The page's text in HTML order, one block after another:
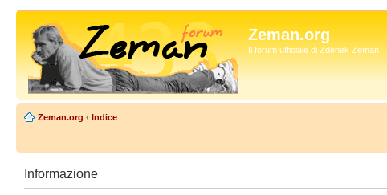
Zeman.org
Il forum ufficiale di Zdenek Zeman
Zeman.org ‹ Indice
Informazione